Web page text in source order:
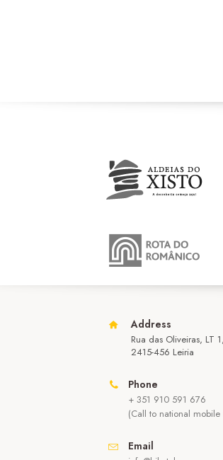
Address
Rua das Oliveiras, LT
2415-456 Leiria
Phone
+ 351 910 591 676
(Call to national mobile
Email